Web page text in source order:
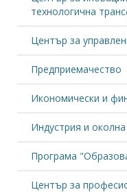
технологична
Център за
Предприемачество
Икономически и
Индустрия и
Програма
Център за